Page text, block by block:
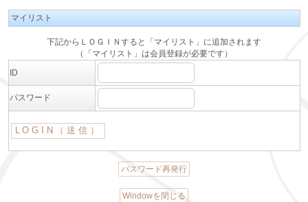
マイリスト
下記からＬＯＧＩＮすると「マイリスト」に追加されます
（「マイリスト」は会員登録が必要です）
ID
パスワード
パスワード再発行
Windowを閉じる